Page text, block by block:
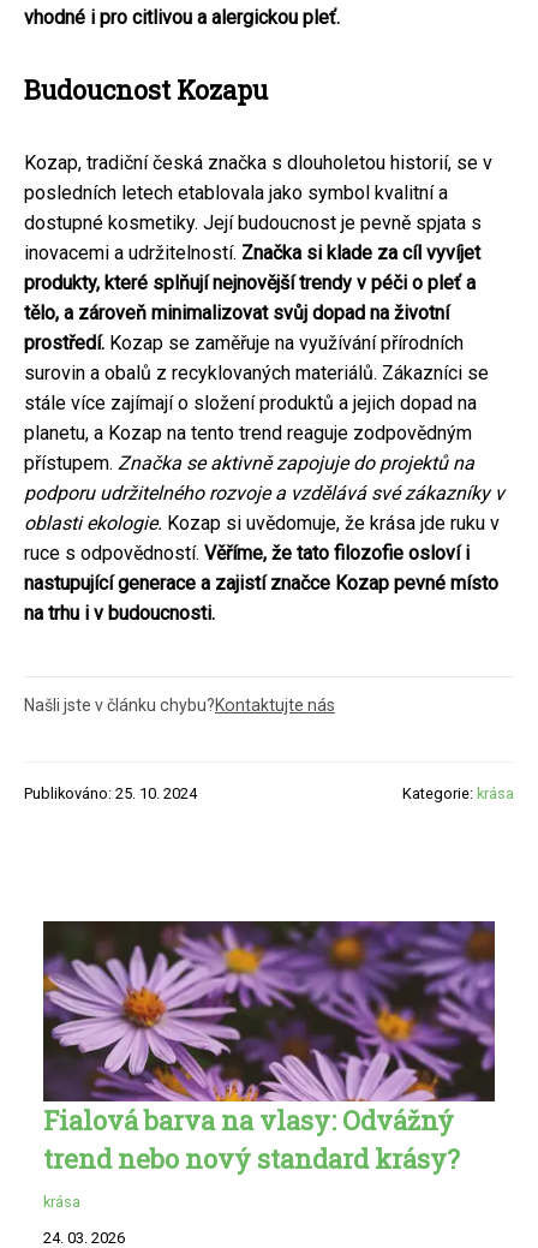
vhodné i pro citlivou a alergickou pleť.
Budoucnost Kozapu
Kozap, tradiční česká značka s dlouholetou historií, se v
posledních letech etablovala jako symbol kvalitní a
dostupné kosmetiky. Její budoucnost je pevně spjata s
inovacemi a udržitelností. Značka si klade za cíl vyvíjet
produkty, které splňují nejnovější trendy v péči o pleť a
tělo, a zároveň minimalizovat svůj dopad na životní
prostředí. Kozap se zaměřuje na využívání přírodních
surovin a obalů z recyklovaných materiálů. Zákazníci se
stále více zajímají o složení produktů a jejich dopad na
planetu, a Kozap na tento trend reaguje zodpovědným
přístupem. Značka se aktivně zapojuje do projektů na
podporu udržitelného rozvoje a vzdělává své zákazníky v
oblasti ekologie. Kozap si uvědomuje, že krása jde ruku v
ruce s odpovědností. Věříme, že tato filozofie osloví i
nastupující generace a zajistí značce Kozap pevné místo
na trhu i v budoucnosti.
Našli jste v článku chybu?Kontaktujte nás
Publikováno: 25. 10. 2024 Kategorie: krása
Fialová barva na vlasy: Odvážný
trend nebo nový standard krásy?
krása
24. 03. 2026